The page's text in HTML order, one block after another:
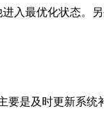
入最优化状态。
要是及时更新系统